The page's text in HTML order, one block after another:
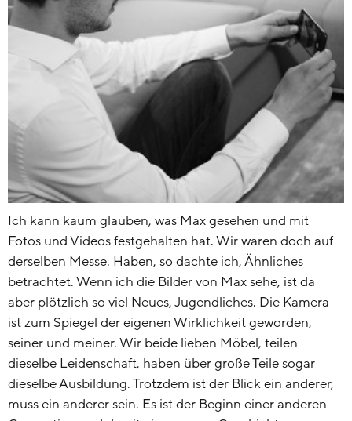
Ich kann kaum glauben, was Max gesehen und mit
Fotos und Videos festgehalten hat. Wir waren doch auf
derselben Messe. Haben, so dachte ich, Ähnliches
betrachtet. Wenn ich die Bilder von Max sehe, ist da
aber plötzlich so viel Neues, Jugendliches. Die Kamera
ist zum Spiegel der eigenen Wirklichkeit geworden,
seiner und meiner. Wir beide lieben Möbel, teilen
dieselbe Leidenschaft, haben über große Teile sogar
dieselbe Ausbildung. Trotzdem ist der Blick ein anderer,
muss ein anderer sein. Es ist der Beginn einer anderen